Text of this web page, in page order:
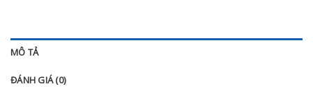
MÔ TẢ
ĐÁNH GIÁ (0)